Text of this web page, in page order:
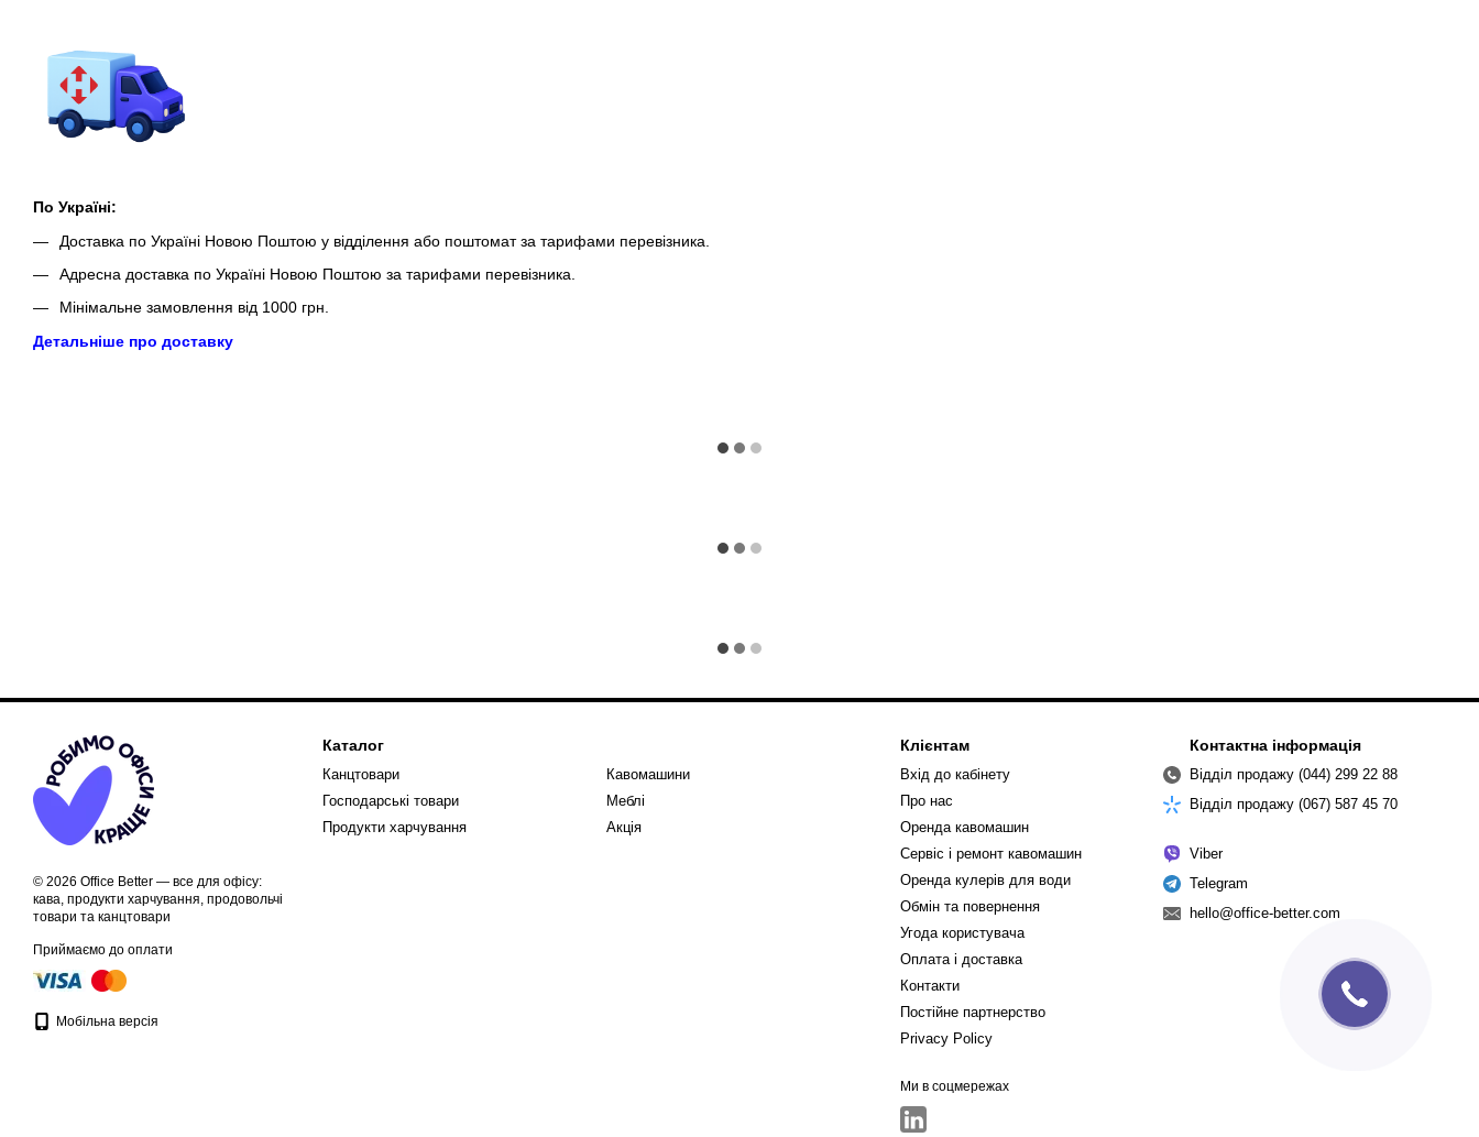
По Україні:
Доставка по Україні Новою Поштою у відділення або поштомат за тарифами перевізника.
Адресна доставка по Україні Новою Поштою за тарифами перевізника.
Мінімальне замовлення від 1000 грн.
Детальніше про доставку
© 2026 Office Better — все для офісу:
кава, продукти харчування, продовольчі
товари та канцтовари
Приймаємо до оплати
Мобільна версія
Каталог
Канцтовари
Господарські товари
Продукти харчування
Кавомашини
Меблі
Акція
Клієнтам
Вхід до кабінету
Про нас
Оренда кавомашин
Сервіс і ремонт кавомашин
Оренда кулерів для води
Обмін та повернення
Угода користувача
Оплата і доставка
Контакти
Постійне партнерство
Privacy Policy
Ми в соцмережах
Контактна інформація
Відділ продажу (044) 299 22 88
Відділ продажу (067) 587 45 70
Viber
Telegram
hello@office-better.com